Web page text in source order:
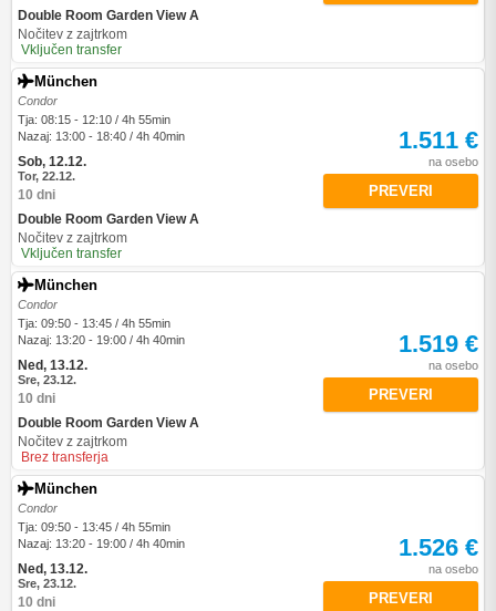
Double Room Garden View A
Nočitev z zajtrkom
Vključen transfer
München
Condor
Tja: 08:15 - 12:10 / 4h 55min
Nazaj: 13:00 - 18:40 / 4h 40min
Sob, 12.12.
Tor, 22.12.
10 dni
Double Room Garden View A
Nočitev z zajtrkom
Vključen transfer
1.511 €
na osebo
PREVERI
München
Condor
Tja: 09:50 - 13:45 / 4h 55min
Nazaj: 13:20 - 19:00 / 4h 40min
Ned, 13.12.
Sre, 23.12.
10 dni
Double Room Garden View A
Nočitev z zajtrkom
Brez transferja
1.519 €
na osebo
PREVERI
München
Condor
Tja: 09:50 - 13:45 / 4h 55min
Nazaj: 13:20 - 19:00 / 4h 40min
Ned, 13.12.
Sre, 23.12.
10 dni
1.526 €
na osebo
PREVERI